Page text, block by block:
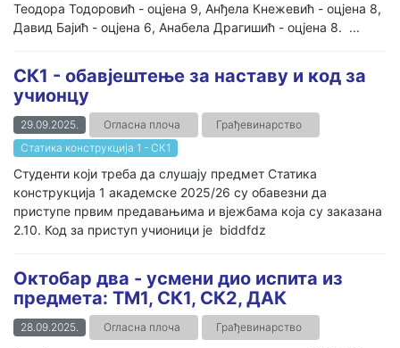
Теодора Тодоровић - оцјена 9, Анђела Кнежевић - оцјена 8,
Давид Бајић - оцјена 6, Анабела Драгишић - оцјена 8. ...
СК1 - обавјештење за наставу и код за
учионцу
29.09.2025. Огласна плоча
Грађевинарство
Статика конструкција 1 - СК1
Студенти који треба да слушају предмет Статика
конструкција 1 академске 2025/26 су обавезни да
приступе првим предавањима и вјежбама која су заказана
2.10. Код за приступ учионици је biddfdz
Октобар два - усмени дио испита из
предмета: ТМ1, СК1, СК2, ДАК
28.09.2025. Огласна плоча Грађевинарство